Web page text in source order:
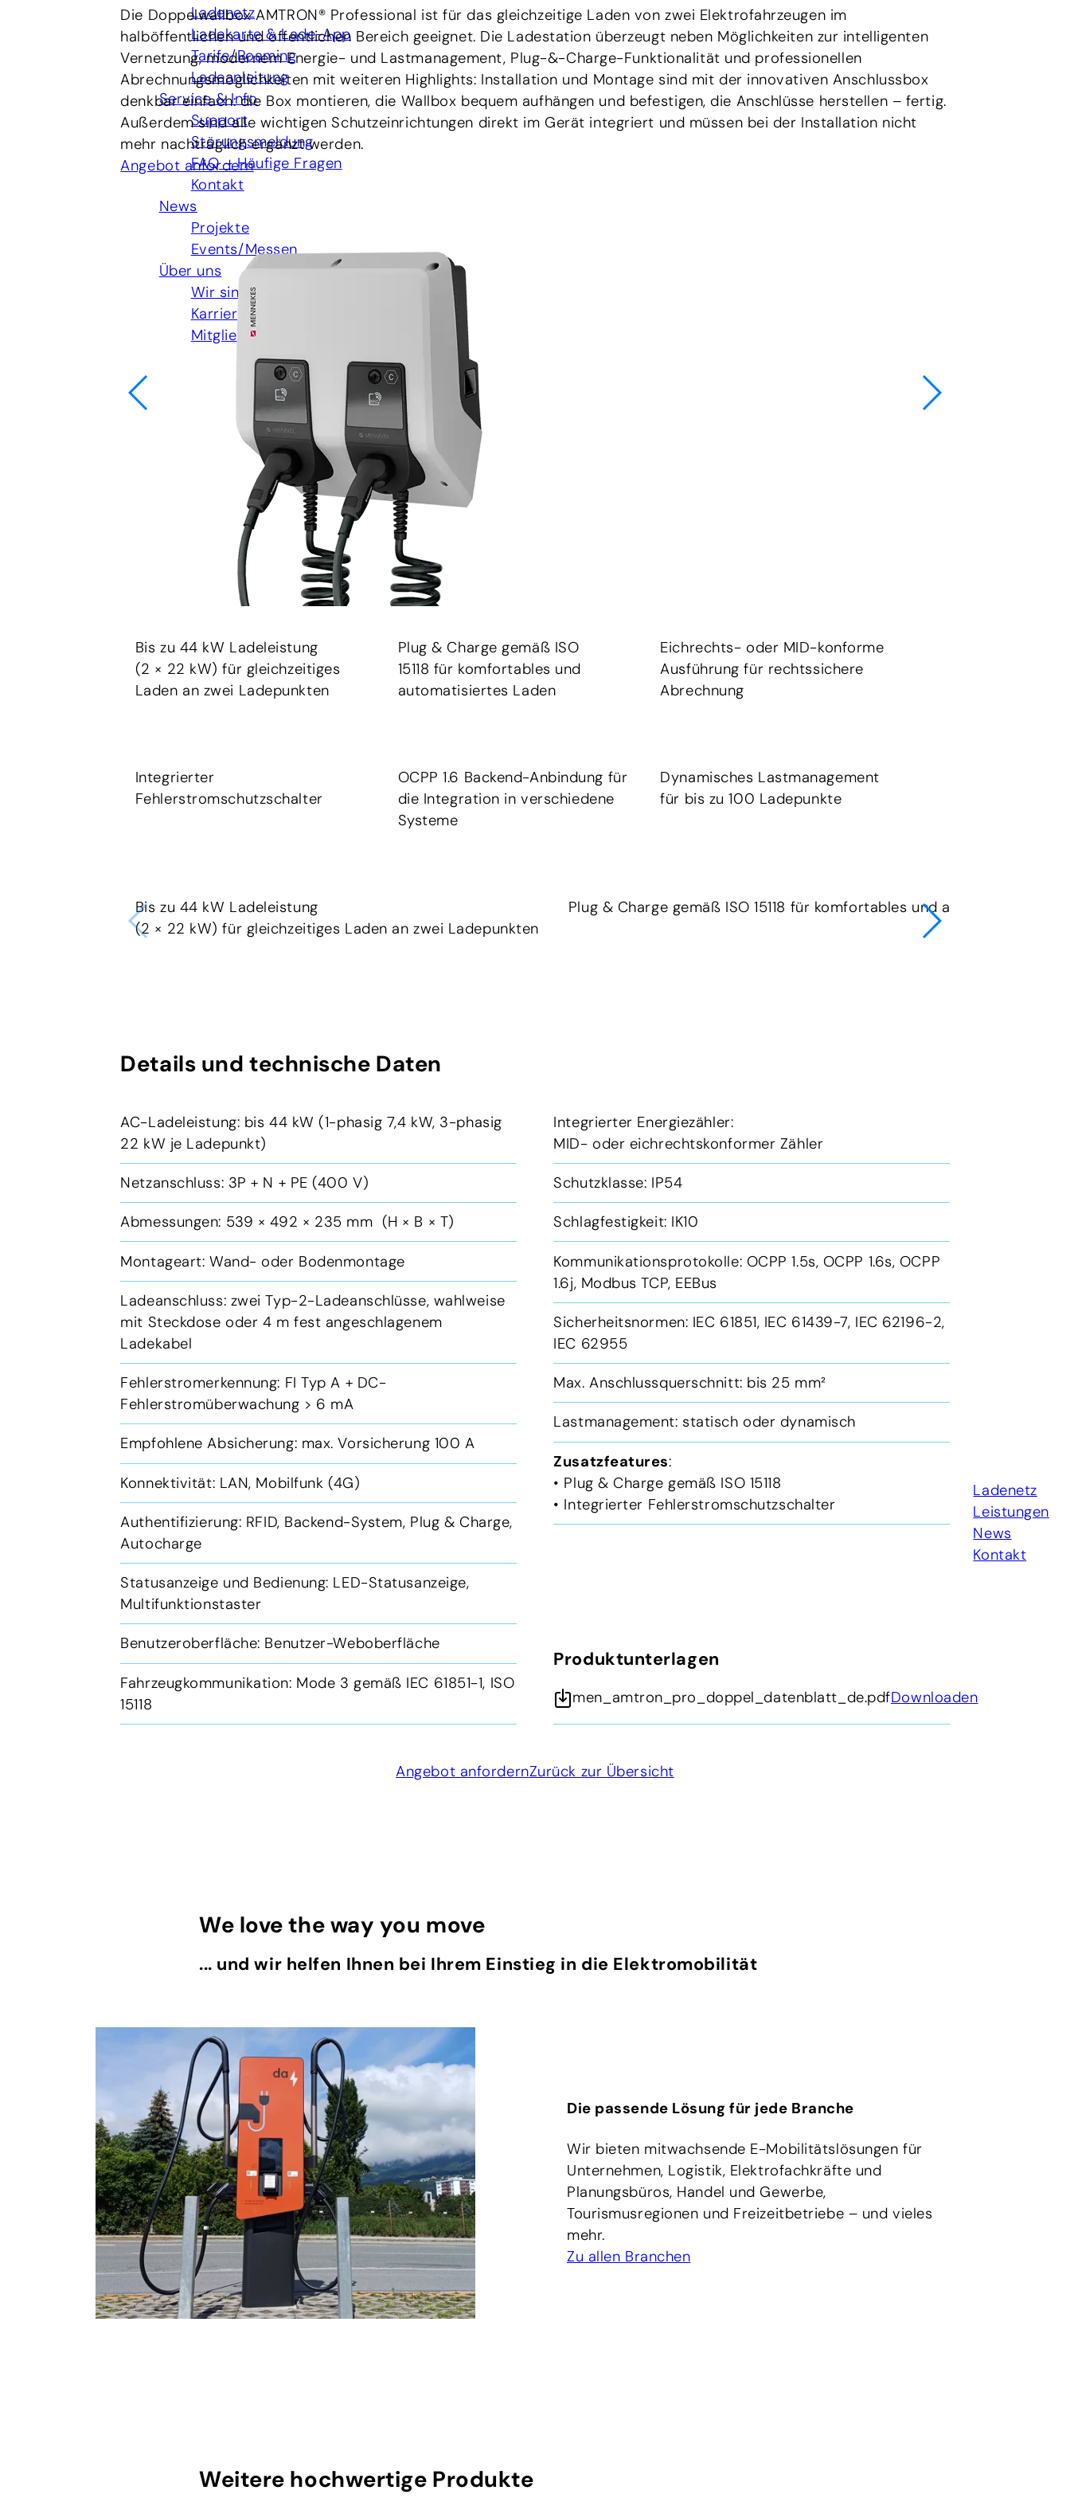
Ladenetz
Ladekarte & Lade-App
Tarife/Roaming
Ladeanleitung
Service & Info
Support
Störungsmeldung
FAQ – Häufige Fragen
Kontakt
News
Projekte
Events/Messen
Über uns
Wir sind da
Karriere
Mitgliedschaften
Ladenetz
Leistungen
News
Kontakt
Die Doppelwallbox AMTRON® Professional ist für das gleichzeitige Laden von zwei Elektrofahrzeugen im
halböffentlichen und öffentlichen Bereich geeignet. Die Ladestation überzeugt neben Möglichkeiten zur intelligenten
Vernetzung, modernem Energie- und Lastmanagement, Plug-&-Charge-Funktionalität und professionellen
Abrechnungsmöglichkeiten mit weiteren Highlights: Installation und Montage sind mit der innovativen Anschlussbox
denkbar einfach: die Box montieren, die Wallbox bequem aufhängen und befestigen, die Anschlüsse herstellen – fertig.
Außerdem sind alle wichtigen Schutzeinrichtungen direkt im Gerät integriert und müssen bei der Installation nicht
mehr nachträglich ergänzt werden.
Angebot anfordern
Bis zu 44 kW Ladeleistung
(2 × 22 kW) für gleichzeitiges
Laden an zwei Ladepunkten
Plug & Charge gemäß ISO
15118 für komfortables und
automatisiertes Laden
Eichrechts- oder MID-konforme
Ausführung für rechtssichere
Abrechnung
Integrierter
Fehlerstromschutzschalter
OCPP 1.6 Backend-Anbindung für
die Integration in verschiedene
Systeme
Dynamisches Lastmanagement
für bis zu 100 Ladepunkte
Bis zu 44 kW Ladeleistung
(2 × 22 kW) für gleichzeitiges Laden an zwei Ladepunkten
Plug & Charge gemäß ISO 15118 für komfortables und automatisiertes
Details und technische Daten
AC-Ladeleistung: bis 44 kW (1-phasig 7,4 kW, 3-phasig
22 kW je Ladepunkt)
Netzanschluss: 3P + N + PE (400 V)
Abmessungen: 539 × 492 × 235 mm (H × B × T)
Montageart: Wand- oder Bodenmontage
Ladeanschluss: zwei Typ-2-Ladeanschlüsse, wahlweise
mit Steckdose oder 4 m fest angeschlagenem
Ladekabel
Fehlerstromerkennung: FI Typ A + DC-
Fehlerstromüberwachung > 6 mA
Empfohlene Absicherung: max. Vorsicherung 100 A
Konnektivität: LAN, Mobilfunk (4G)
Authentifizierung: RFID, Backend-System, Plug & Charge,
Autocharge
Statusanzeige und Bedienung: LED-Statusanzeige,
Multifunktionstaster
Benutzeroberfläche: Benutzer-Weboberfläche
Fahrzeugkommunikation: Mode 3 gemäß IEC 61851-1, ISO
15118
Integrierter Energiezähler:
MID- oder eichrechtskonformer Zähler
Schutzklasse: IP54
Schlagfestigkeit: IK10
Kommunikationsprotokolle: OCPP 1.5s, OCPP 1.6s, OCPP
1.6j, Modbus TCP, EEBus
Sicherheitsnormen: IEC 61851, IEC 61439-7, IEC 62196-2,
IEC 62955
Max. Anschlussquerschnitt: bis 25 mm²
Lastmanagement: statisch oder dynamisch
Zusatzfeatures:
• Plug & Charge gemäß ISO 15118
• Integrierter Fehlerstromschutzschalter
Produktunterlagen
men_amtron_pro_doppel_datenblatt_de.pdfDownloaden
Angebot anfordernZurück zur Übersicht
We love the way you move
... und wir helfen Ihnen bei Ihrem Einstieg in die Elektromobilität
Die passende Lösung für jede Branche
Wir bieten mitwachsende E-Mobilitätslösungen für
Unternehmen, Logistik, Elektrofachkräfte und
Planungsbüros, Handel und Gewerbe,
Tourismusregionen und Freizeitbetriebe – und vieles
mehr.
Zu allen Branchen
Weitere hochwertige Produkte